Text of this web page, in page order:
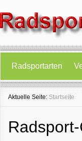
Radsportarten
Aktuelle Seite: Startseite